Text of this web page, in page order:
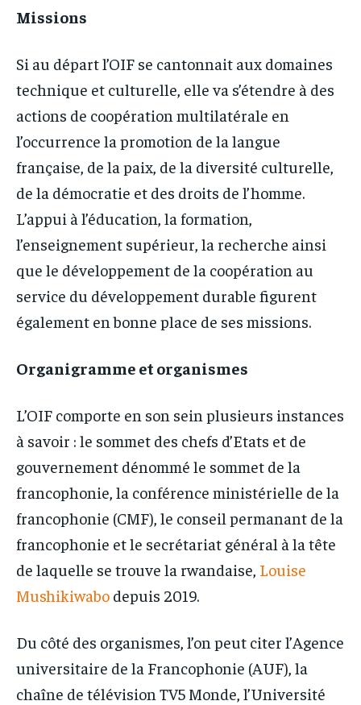
Missions
Si au départ l’OIF se cantonnait aux domaines
technique et culturelle, elle va s’étendre à des
actions de coopération multilatérale en
l’occurrence la promotion de la langue
française, de la paix, de la diversité culturelle,
de la démocratie et des droits de l’homme.
L’appui à l’éducation, la formation,
l’enseignement supérieur, la recherche ainsi
que le développement de la coopération au
service du développement durable figurent
également en bonne place de ses missions.
Organigramme et organismes
L’OIF comporte en son sein plusieurs instances
à savoir : le sommet des chefs d’Etats et de
gouvernement dénommé le sommet de la
francophonie, la conférence ministérielle de la
francophonie (CMF), le conseil permanant de la
francophonie et le secrétariat général à la tête
de laquelle se trouve la rwandaise, Louise
Mushikiwabo depuis 2019.
Du côté des organismes, l’on peut citer l’Agence
universitaire de la Francophonie (AUF), la
chaîne de télévision TV5 Monde, l’Université